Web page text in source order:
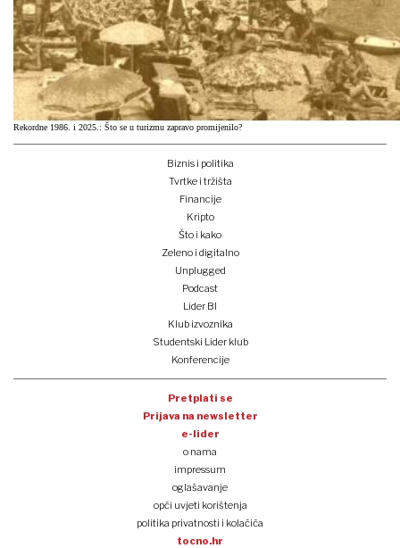
Rekordne 1986. i 2025.: Što se u turizmu zapravo promijenilo?
Biznis i politika
Tvrtke i tržišta
Financije
Kripto
Što i kako
Zeleno i digitalno
Unplugged
Podcast
Lider BI
Klub izvoznika
Studentski Lider klub
Konferencije
Pretplati se
Prijava na newsletter
e-lider
o nama
impressum
oglašavanje
opći uvjeti korištenja
politika privatnosti i kolačića
tocno.hr